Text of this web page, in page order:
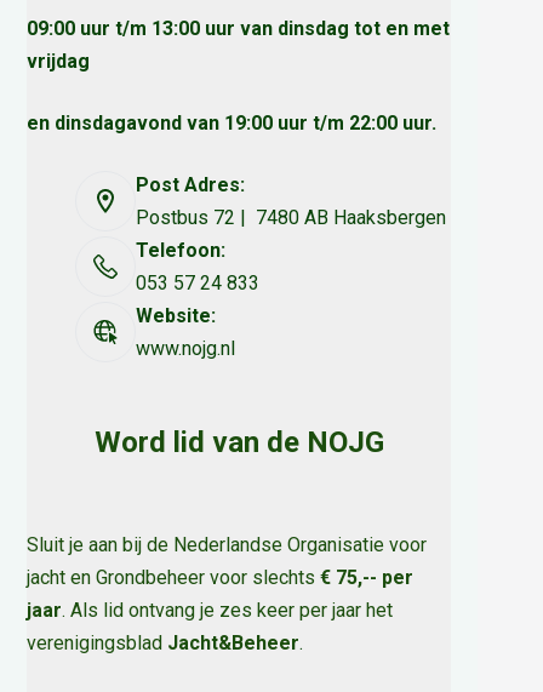
09:00 uur t/m 13:00 uur van dinsdag tot en met
vrijdag
en dinsdagavond van 19:00 uur t/m 22:00 uur.
Post Adres:
Postbus 72 | 7480 AB Haaksbergen
Telefoon:
053 57 24 833
Website:
www.nojg.nl
Word lid van de NOJG
Sluit je aan bij de Nederlandse Organisatie voor
jacht en Grondbeheer voor slechts€ 75,-- per
jaar. Als lid ontvang je zes keer per jaar het
verenigingsblad Jacht&Beheer.